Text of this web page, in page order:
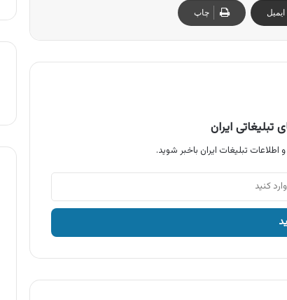
چاپ
ایران
اطلاعات تبلیغات ایران باخبر شوید.